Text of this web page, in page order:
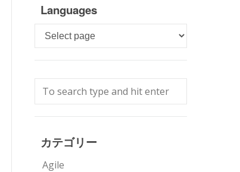
Languages
Languages
カテゴリー
Agile